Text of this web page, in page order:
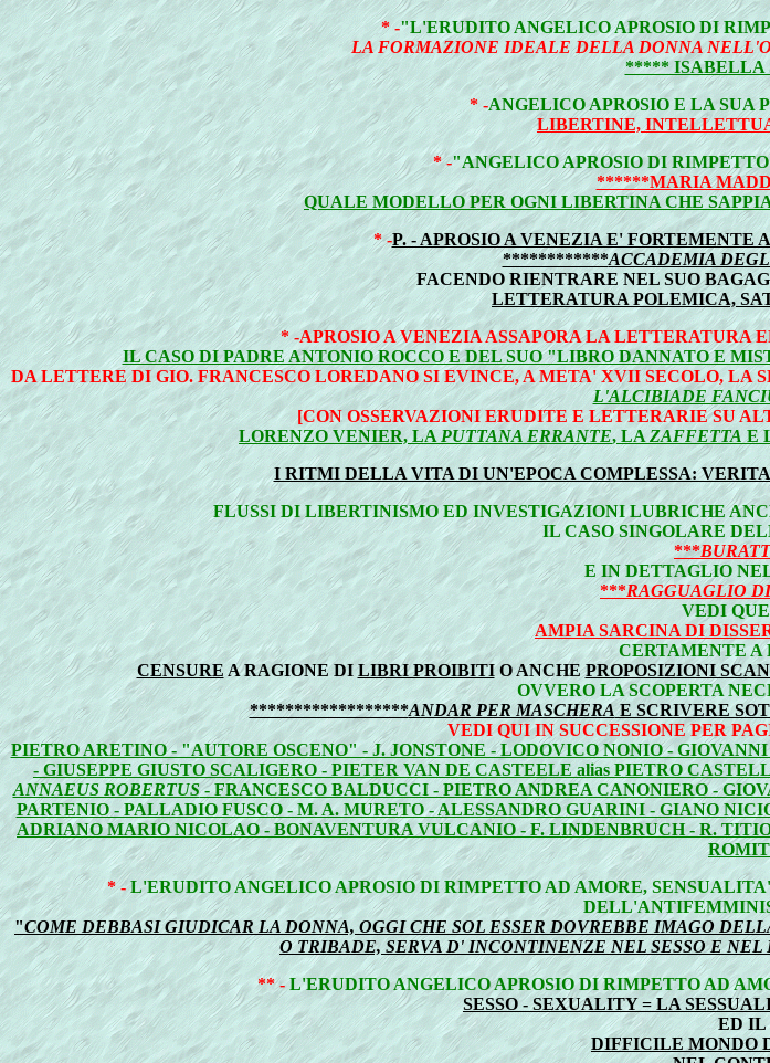
* -"L'ERUDITO ANGELICO APROSIO DI
LA FORMAZIONE IDEALE DELLA DONNA
***** ISABELLA
* -ANGELICO APROSIO E LA SUA
LIBERTINE,
* -"ANGELICO APROSIO DI
******MARIA
QUALE MODELLO PER OGNI LIBERTINA CHE
* -P. - APROSIO A VENEZIA E'
************ACCADEMIA
FACENDO RIENTRARE NEL SUO
LETTERATURA POLEMICA,
* -APROSIO A VENEZIA ASSAPORA LA
IL CASO DI PADRE ANTONIO ROCCO E DEL SUO "LIBRO DANNATO E
DA LETTERE DI GIO. FRANCESCO LOREDANO SI EVINCE, A META' XVII SECOLO,
L'ALCIBIADE
[CON OSSERVAZIONI ERUDITE E LETTERARIE SU
LORENZO VENIER, LA PUTTANA ERRANTE, LA ZAFFETTA E
I RITMI DELLA VITA DI UN'EPOCA COMPLESSA:
FLUSSI DI LIBERTINISMO ED INVESTIGAZIONI LUBRICHE
IL CASO SINGOLARE
***
E IN DETTAGLIO
***RAGGUAGLIO
VEDI
AMPIA SARCINA DI
CERTAMENTE A
CENSURE A RAGIONE DILIBRI PROIBITIO ANCHEPROPOSIZIONI
OVVERO LA SCOPERTA
******************ANDAR PER MASCHERAE SCRIVERE
VEDI QUI IN SUCCESSIONE PER
PIETRO ARETINO - "AUTORE OSCENO" - J. JONSTONE - LODOVICO NONIO -
- GIUSEPPE GIUSTO SCALIGERO - PIETER VAN DE CASTEELE alias PIETRO
ANNAEUS ROBERTUS- FRANCESCO BALDUCCI - PIETRO ANDREA CANONIERO -
PARTENIO - PALLADIO FUSCO - M. A. MURETO - ALESSANDRO GUARINI - GIANO
ADRIANO MARIO NICOLAO - BONAVENTURA VULCANIO - F. LINDENBRUCH - R.
* -L'ERUDITO ANGELICO APROSIO DI RIMPETTO AD AMORE,
"COME DEBBASI GIUDICAR LA DONNA, OGGI CHE SOL ESSER DOVREBBE IMAGO
O TRIBADE, SERVA D' INCONTINENZE NEL SESSO E
** -L'ERUDITO ANGELICO APROSIO DI RIMPETTO AD
SESSO - SEXUALITY = LA
ED IL
DIFFICILE MONDO